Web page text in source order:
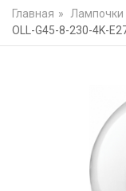
Главная » Лампочки
OLL-G45-8-230-4K-